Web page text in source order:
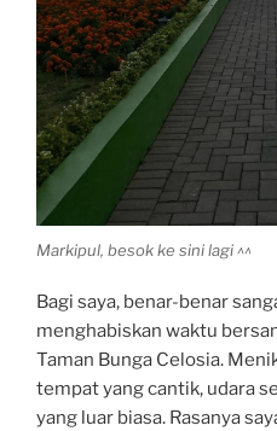
Markipul, besok ke sini lagi ^^
Bagi saya, benar-benar
menghabiskan waktu
Taman Bunga Celosia.
tempat yang cantik, udara
yang luar biasa. Rasanya